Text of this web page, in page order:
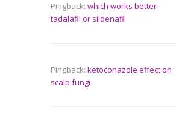
Pingback: which works better
tadalafil or sildenafil
Pingback: ketoconazole effect on
scalp fungi